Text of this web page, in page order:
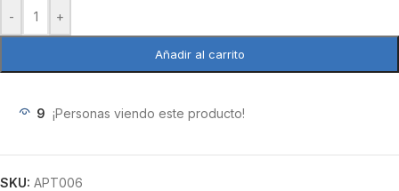
- +
Añadir al carrito
9 ¡Personas viendo este producto!
SKU: APT006